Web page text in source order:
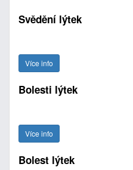
Svědění lýtek
Více info
Bolesti lýtek
Více info
Bolest lýtek